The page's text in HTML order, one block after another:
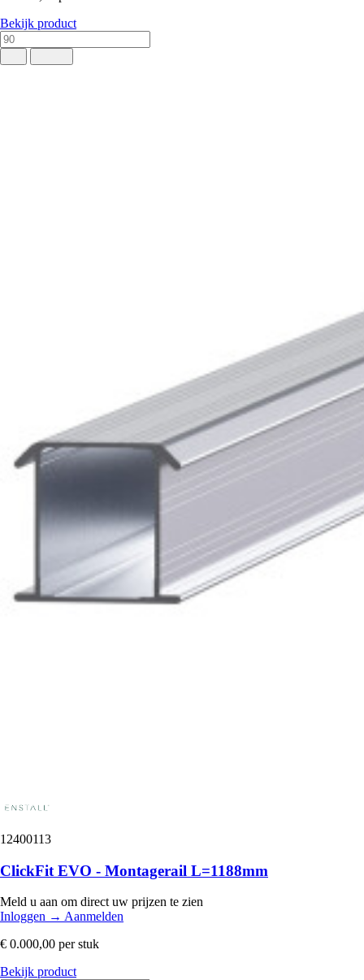
Bekijk product
12400113
ClickFit EVO - Montagerail L=1188mm
Meld u aan om direct uw prijzen te zien
Inloggen → Aanmelden
€ 0.000,00 per stuk
Bekijk product